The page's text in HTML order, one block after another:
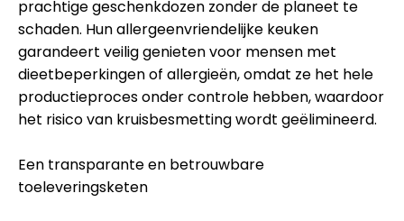
prachtige geschenkdozen zonder de planeet te
schaden. Hun allergeenvriendelijke keuken
garandeert veilig genieten voor mensen met
dieetbeperkingen of allergieën, omdat ze het hele
productieproces onder controle hebben, waardoor
het risico van kruisbesmetting wordt geëlimineerd.
Een transparante en betrouwbare
toeleveringsketen